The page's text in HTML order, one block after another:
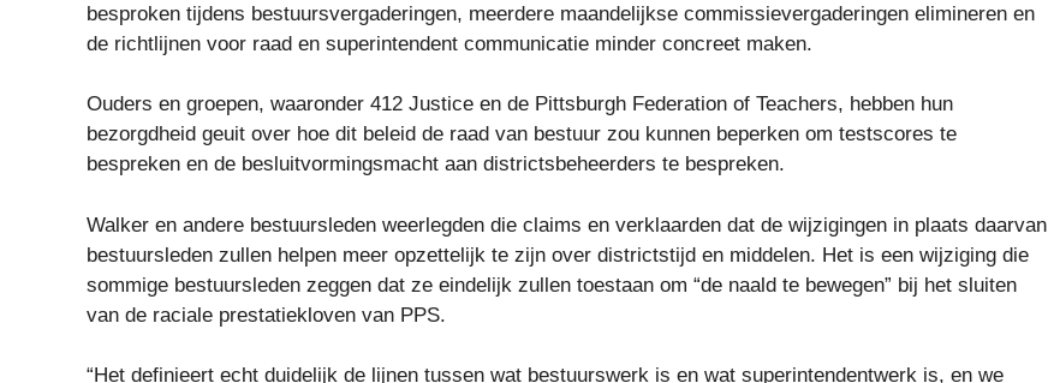
besproken tijdens bestuursvergaderingen, meerdere maandelijkse commissievergaderingen elimineren en
de richtlijnen voor raad en superintendent communicatie minder concreet maken.
Ouders en groepen, waaronder 412 Justice en de Pittsburgh Federation of Teachers, hebben hun
bezorgdheid geuit over hoe dit beleid de raad van bestuur zou kunnen beperken om testscores te
bespreken en de besluitvormingsmacht aan districtsbeheerders te bespreken.
Walker en andere bestuursleden weerlegden die claims en verklaarden dat de wijzigingen in plaats daarvan
bestuursleden zullen helpen meer opzettelijk te zijn over districtstijd en middelen. Het is een wijziging die
sommige bestuursleden zeggen dat ze eindelijk zullen toestaan ​​om “de naald te bewegen” bij het sluiten
van de raciale prestatiekloven van PPS.
“Het definieert echt duidelijk de lijnen tussen wat bestuurswerk is en wat superintendentwerk is, en we